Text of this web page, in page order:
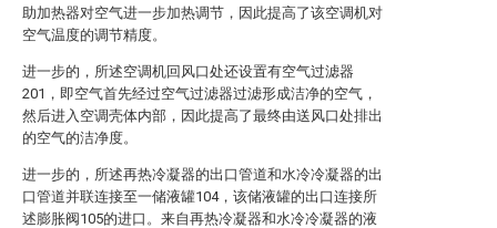
助加热器对空气进一步加热调节，因此提高了该空调机对
空气温度的调节精度。
进一步的，所述空调机回风口处还设置有空气过滤器
201，即空气首先经过空气过滤器过滤形成洁净的空气，
然后进入空调壳体内部，因此提高了最终由送风口处排出
的空气的洁净度。
进一步的，所述再热冷凝器的出口管道和水冷冷凝器的出
口管道并联连接至一储液罐104，该储液罐的出口连接所
述膨胀阀105的进口。来自再热冷凝器和水冷冷凝器的液